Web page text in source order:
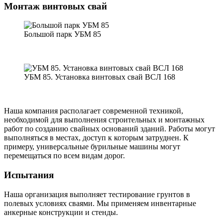
Монтаж винтовых свай
Большой парк УБМ 85
УБМ 85. Установка винтовых свай ВСЛ 168
Наша компания располагает современной техникой,
необходимой для выполнения строительных и монтажных
работ по созданию свайных оснований зданий. Работы могут
выполняться в местах, доступ к которым затруднен. К
примеру, универсальные бурильные машины могут
перемещаться по всем видам дорог.
Испытания
Наша организация выполняет тестирование грунтов в
полевых условиях сваями. Мы применяем инвентарные
анкерные конструкции и стенды.